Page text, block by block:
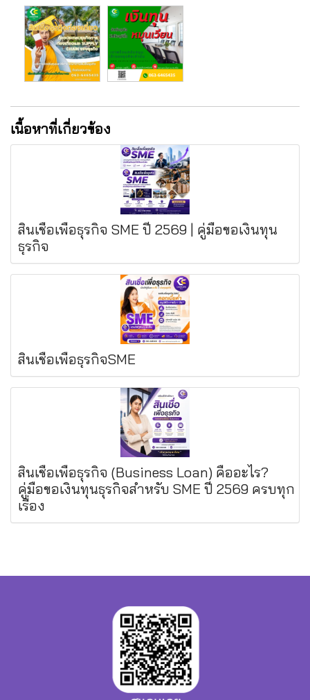
เนื้อหาที่เกี่ยวข้อง
สินเชื่อเพื่อธุรกิจ SME ปี 2569 | คู่มือขอเงินทุน
ธุรกิจ
สินเชื่อเพื่อธุรกิจSME
สินเชื่อเพื่อธุรกิจ (Business Loan) คืออะไร?
คู่มือขอเงินทุนธุรกิจสำหรับ SME ปี 2569 ครบทุก
เรื่อง